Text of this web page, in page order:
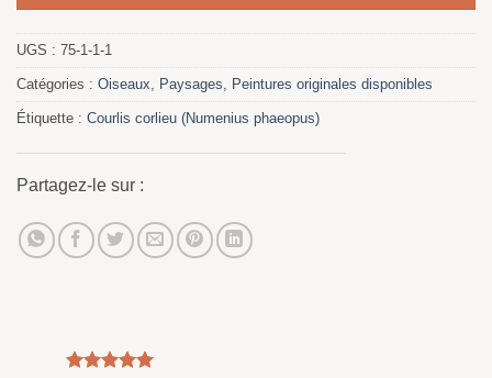
UGS : 75-1-1-1
Catégories : Oiseaux, Paysages, Peintures originales disponibles
Étiquette : Courlis corlieu (Numenius phaeopus)
Partagez-le sur :